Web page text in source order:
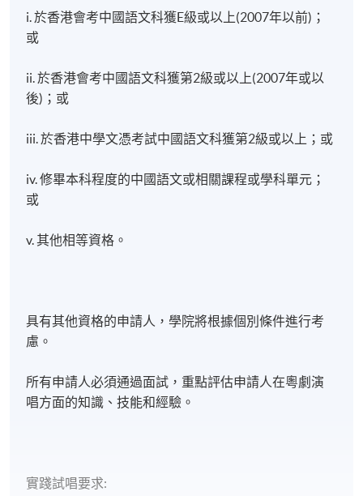
i. 於香港會考中國語文科獲E級或以上(2007年以前)；
或
ii. 於香港會考中國語文科獲第2級或以上(2007年或以
後)；或
iii. 於香港中學文憑考試中國語文科獲第2級或以上；或
iv. 修畢本科程度的中國語文或相關課程或學科單元；
或
v. 其他相等資格。
具有其他資格的申請人，學院將根據個別條件進行考
慮。
所有申請人必須通過面試，重點評估申請人在粵劇演
唱方面的知識、技能和經驗。
實踐試唱要求: